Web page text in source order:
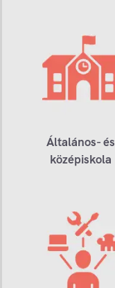
Általános- és
középiskola